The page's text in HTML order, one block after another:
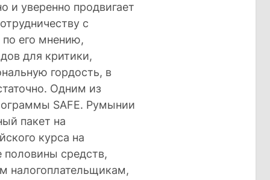
и уверенно продвигает
с
его мнению,
для критики,
гордость, в
Одним из
SAFE. Румынии
пакет на
курса на
половины средств,
налогоплательщикам,